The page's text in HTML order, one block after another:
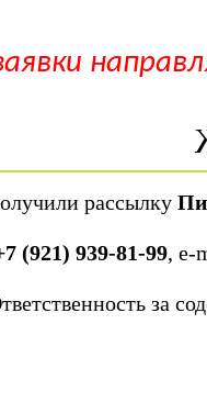
рассылку
(921) 939-81-99, е-
за